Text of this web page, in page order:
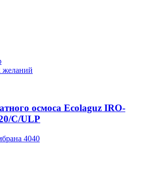
желаний
осмоса Ecolaguz IRO-
C/ULP
4040